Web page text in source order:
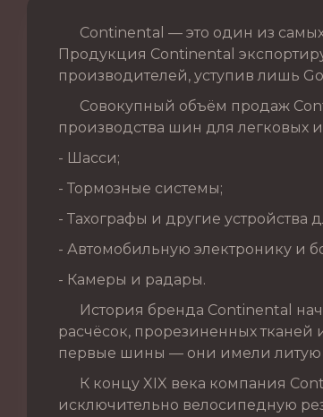
Continental — это один из самых
Продукция Continental
производителей, уступив лишь
Совокупный объём продаж
производства шин для легковых
- Шасси;
- Тормозные системы;
- Тахографы и другие устройства
- Автомобильную электронику и
- Камеры и радары.
История бренда Continental
расчёсок, прорезиненных тканей
первые шины — они имели литую
К концу XIX века компания
исключительно велосипедную